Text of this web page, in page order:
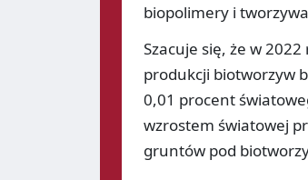
biopolimery i
Szacuje się, że w
produkcji biotworzyw
0,01 procent
wzrostem światowej
gruntów pod